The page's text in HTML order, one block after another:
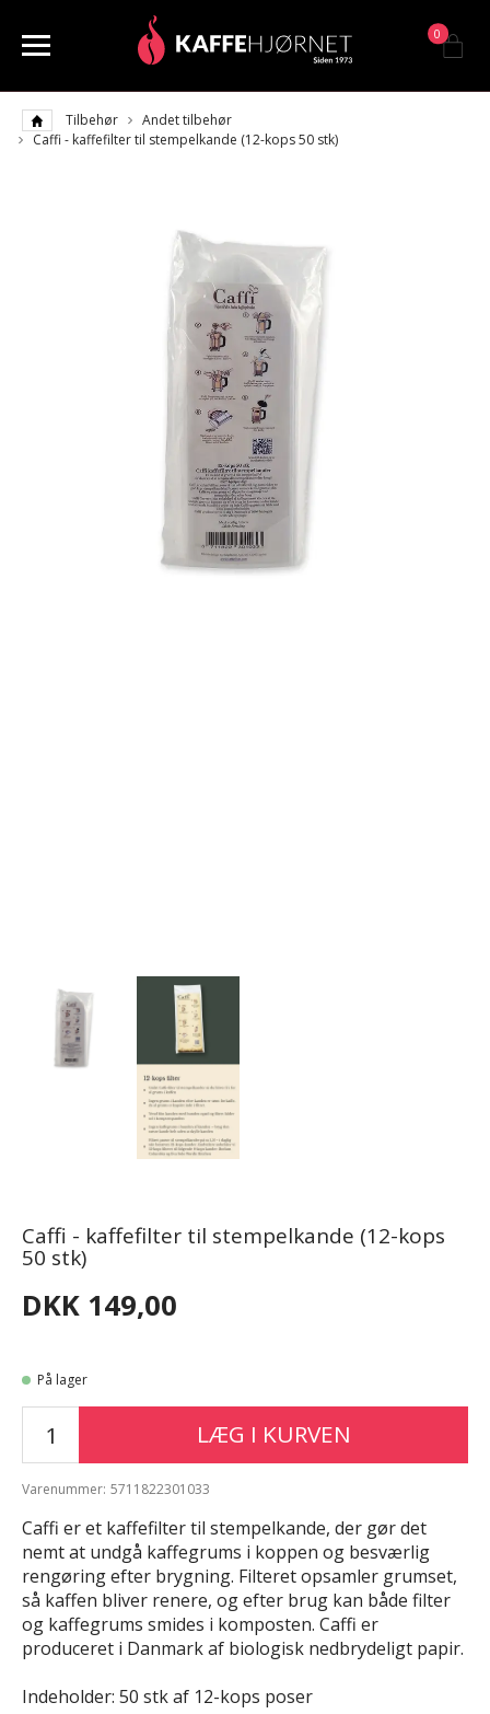
0
Tilbehør
Andet tilbehør
Caffi - kaffefilter til stempelkande (12-kops 50 stk)
Caffi - kaffefilter til stempelkande (12-kops
50 stk)
DKK 149,00
På lager
LÆG I KURVEN
Varenummer: 5711822301033
Caffi er et kaffefilter til stempelkande, der gør det
nemt at undgå kaffegrums i koppen og besværlig
rengøring efter brygning. Filteret opsamler grumset,
så kaffen bliver renere, og efter brug kan både filter
og kaffegrums smides i komposten. Caffi er
produceret i Danmark af biologisk nedbrydeligt papir.
Indeholder: 50 stk af 12-kops poser